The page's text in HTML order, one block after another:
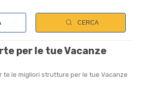
CERCA
per le tue Vacanze
te le migliori strutture per le tue Vacanze